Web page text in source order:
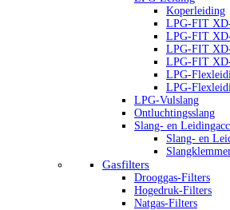
Koperleiding
LPG-FIT
LPG-FIT
LPG-FIT
LPG-FIT
LPG-
LPG-
LPG-Vulslang
Ontluchtingsslang
Slang- en
Slang- en
Gasfilters
Drooggas-Filters
Hogedruk-Filters
Natgas-Filters